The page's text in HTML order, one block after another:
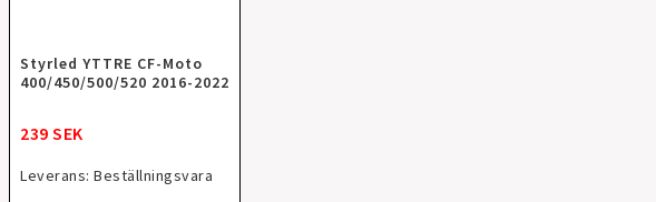
Styrled YTTRE CF-Moto
400/450/500/520 2016-2022
239 SEK
Leverans:Beställningsvara